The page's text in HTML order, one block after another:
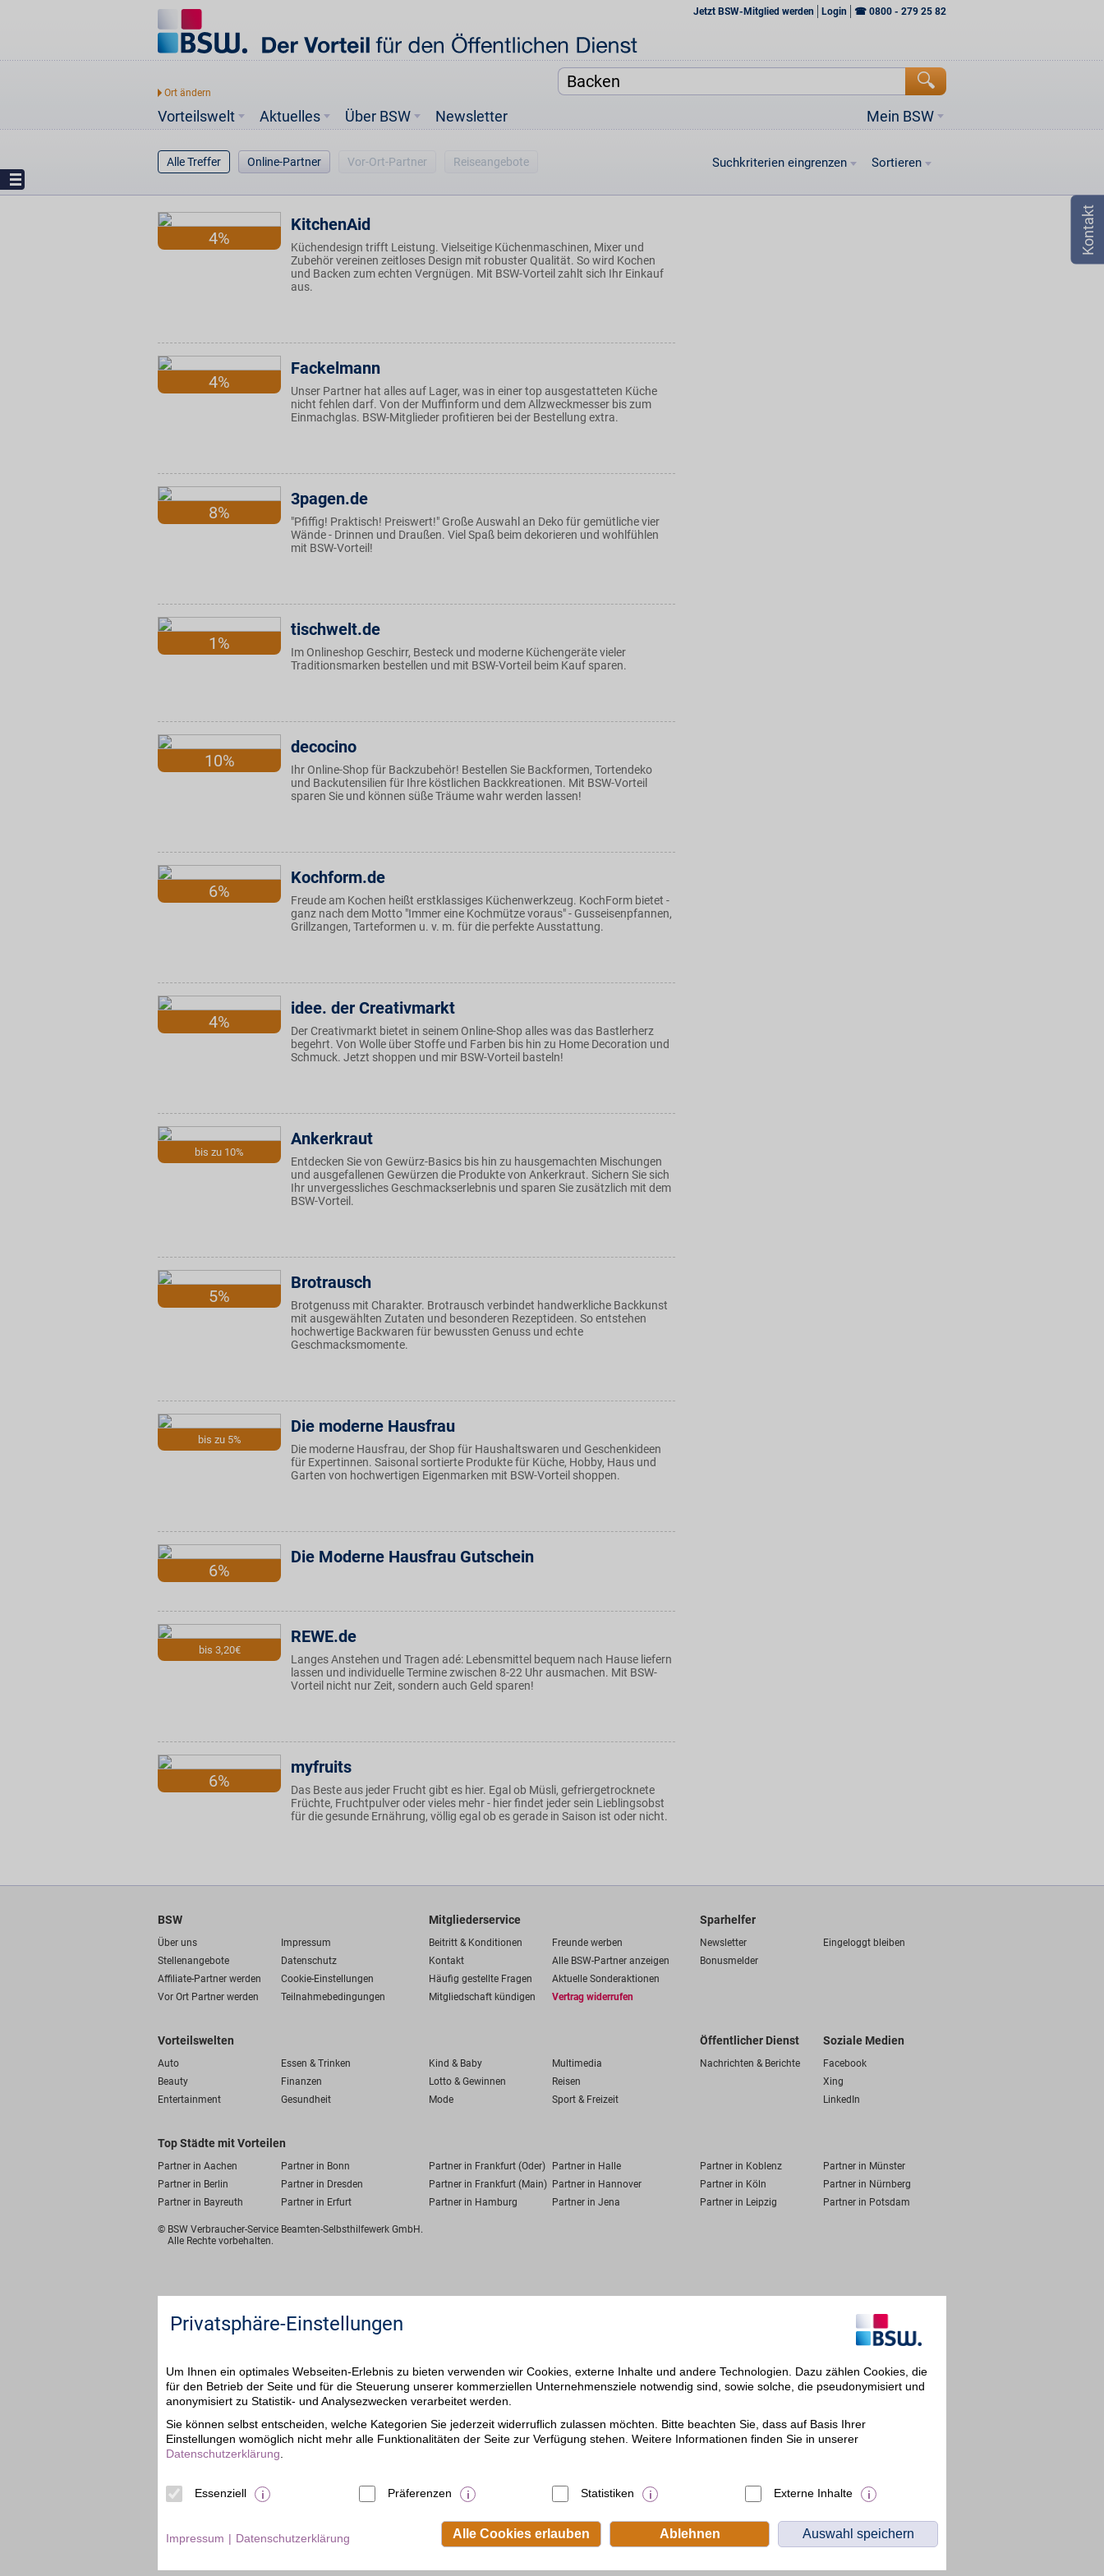
Jetzt BSW-Mitglied werden Login ☎ 0800 - 279 25 82
Vorteilswelt Mein BSW
Aktuelles Über BSW Newsletter
Alle Treffer Online-Partner Vor-Ort-Partner Reiseangebote Suchkriterien eingrenzen Sortieren
4%
KitchenAid
Küchendesign trifft Leistung. Vielseitige Küchenmaschinen, Mixer und
Zubehör vereinen zeitloses Design mit robuster Qualität. So wird Kochen
und Backen zum echten Vergnügen. Mit BSW-Vorteil zahlt sich Ihr Einkauf
aus.
4%
Fackelmann
Unser Partner hat alles auf Lager, was in einer top ausgestatteten Küche
nicht fehlen darf. Von der Muffinform und dem Allzweckmesser bis zum
Einmachglas. BSW-Mitglieder profitieren bei der Bestellung extra.
8%
3pagen.de
"Pfiffig! Praktisch! Preiswert!" Große Auswahl an Deko für gemütliche vier
Wände - Drinnen und Draußen. Viel Spaß beim dekorieren und wohlfühlen
mit BSW-Vorteil!
1%
tischwelt.de
Im Onlineshop Geschirr, Besteck und moderne Küchengeräte vieler
Traditionsmarken bestellen und mit BSW-Vorteil beim Kauf sparen.
10%
decocino
Ihr Online-Shop für Backzubehör! Bestellen Sie Backformen, Tortendeko
und Backutensilien für Ihre köstlichen Backkreationen. Mit BSW-Vorteil
sparen Sie und können süße Träume wahr werden lassen!
6%
Kochform.de
Freude am Kochen heißt erstklassiges Küchenwerkzeug. KochForm bietet -
ganz nach dem Motto "Immer eine Kochmütze voraus" - Gusseisenpfannen,
Grillzangen, Tarteformen u. v. m. für die perfekte Ausstattung.
4%
idee. der Creativmarkt
Der Creativmarkt bietet in seinem Online-Shop alles was das Bastlerherz
begehrt. Von Wolle über Stoffe und Farben bis hin zu Home Decoration und
Schmuck. Jetzt shoppen und mir BSW-Vorteil basteln!
bis zu 10%
Ankerkraut
Entdecken Sie von Gewürz-Basics bis hin zu hausgemachten Mischungen
und ausgefallenen Gewürzen die Produkte von Ankerkraut. Sichern Sie sich
Ihr unvergessliches Geschmackserlebnis und sparen Sie zusätzlich mit dem
BSW-Vorteil.
5%
Brotrausch
Brotgenuss mit Charakter. Brotrausch verbindet handwerkliche Backkunst
mit ausgewählten Zutaten und besonderen Rezeptideen. So entstehen
hochwertige Backwaren für bewussten Genuss und echte
Geschmacksmomente.
bis zu 5%
Die moderne Hausfrau
Die moderne Hausfrau, der Shop für Haushaltswaren und Geschenkideen
für Expertinnen. Saisonal sortierte Produkte für Küche, Hobby, Haus und
Garten von hochwertigen Eigenmarken mit BSW-Vorteil shoppen.
6%
Die Moderne Hausfrau Gutschein
bis 3,20€
REWE.de
Langes Anstehen und Tragen adé: Lebensmittel bequem nach Hause liefern
lassen und individuelle Termine zwischen 8-22 Uhr ausmachen. Mit BSW-
Vorteil nicht nur Zeit, sondern auch Geld sparen!
6%
myfruits
Das Beste aus jeder Frucht gibt es hier. Egal ob Müsli, gefriergetrocknete
Früchte, Fruchtpulver oder vieles mehr - hier findet jeder sein Lieblingsobst
für die gesunde Ernährung, völlig egal ob es gerade in Saison ist oder nicht.
BSW
Über uns
Impressum
Stellenangebote
Datenschutz
Affiliate-Partner werden
Cookie-Einstellungen
Vor Ort Partner werden
Teilnahmebedingungen
Mitgliederservice
Beitritt & Konditionen
Freunde werben
Kontakt
Alle BSW-Partner anzeigen
Häufig gestellte Fragen
Aktuelle Sonderaktionen
Mitgliedschaft kündigen
Vertrag widerrufen
Sparhelfer
Newsletter
Eingeloggt bleiben
Bonusmelder
Vorteilswelten
Auto Essen & Trinken Kind & Baby
Multimedia
Beauty
Finanzen Lotto & Gewinnen
Reisen
Entertainment
Gesundheit Mode Sport & Freizeit
Öffentlicher Dienst
Nachrichten & Berichte
Soziale Medien
Facebook
Xing
LinkedIn
Top Städte mit Vorteilen
Partner in Aachen Partner in Bonn Partner in Frankfurt (Oder) Partner in Halle Partner in Koblenz
Partner in Münster
Partner in Berlin
Partner in Dresden Partner in Frankfurt (Main) Partner in Hannover Partner in Köln
Partner in Nürnberg
Partner in Bayreuth
Partner in Erfurt Partner in Hamburg Partner in Jena Partner in Leipzig Partner in Potsdam
© BSW Verbraucher-Service Beamten-Selbsthilfewerk GmbH.
Alle Rechte vorbehalten.
Privatsphäre-Einstellungen
Um Ihnen ein optimales Webseiten-Erlebnis zu bieten verwenden wir Cookies, externe Inhalte und andere Technologien. Dazu zählen Cookies, die
für den Betrieb der Seite und für die Steuerung unserer kommerziellen Unternehmensziele notwendig sind, sowie solche, die pseudonymisiert und
anonymisiert zu Statistik- und Analysezwecken verarbeitet werden.
Sie können selbst entscheiden, welche Kategorien Sie jederzeit widerruflich zulassen möchten. Bitte beachten Sie, dass auf Basis Ihrer
Einstellungen womöglich nicht mehr alle Funktionalitäten der Seite zur Verfügung stehen. Weitere Informationen finden Sie in unserer
Datenschutzerklärung
Essenziell Präferenzen Statistiken Externe Inhalte
Alle Cookies erlauben Ablehnen Auswahl speichern
Impressum Datenschutzerklärung